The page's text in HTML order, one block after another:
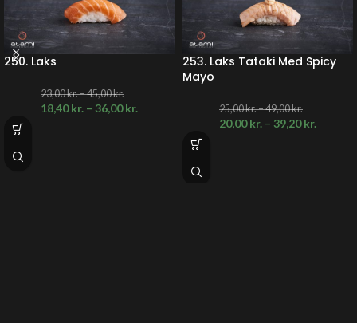
250. Laks
23,00kr.–45,00kr.
18,40kr. – 36,00kr.
253. Laks Tataki Med Spicy
Mayo
25,00kr.–49,00kr.
20,00kr. – 39,20kr.